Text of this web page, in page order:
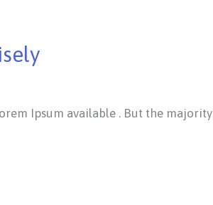
Ipsum available . But the